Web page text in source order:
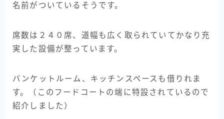
名前がついているそうです。
席数は２４０席、道幅も広く取られていてかなり充
実した設備が整っています。
バンケットルーム、キッチンスペースも借りれま
す。（このフードコートの端に特設されているので
紹介しました）